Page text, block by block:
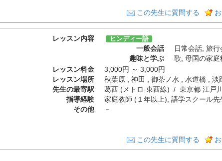
この先生に質問する
レッスン内容 ヒンディー語
一般会話 日常会話, 旅行
趣味と学ぶ
歌 母国の家庭
レッスン料金
3,000円 ～ 3,000円
レッスン場所
秋葉原 , 神田 , 御茶ノ水 , 水道橋 , 淡
先生の最寄駅
葛西 (メトロ-東西線) / 東京都 江戸
指導経験
家庭教師 (１年以上), 語学スクール先
その他
－
この先生に質問する